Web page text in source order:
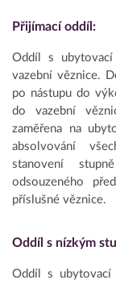
Přijímací oddíl:
Oddíl s
vazební věznice.
po nástupu do
do vazební
zaměřena na
absolvování
stanovení
odsouzeného
příslušné věznice.
Oddíl s nízkým
Oddíl s